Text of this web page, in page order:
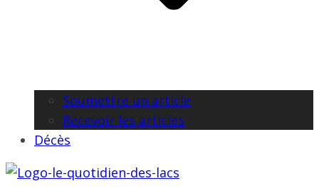
Soumettre un article
Recevoir les articles
Décès